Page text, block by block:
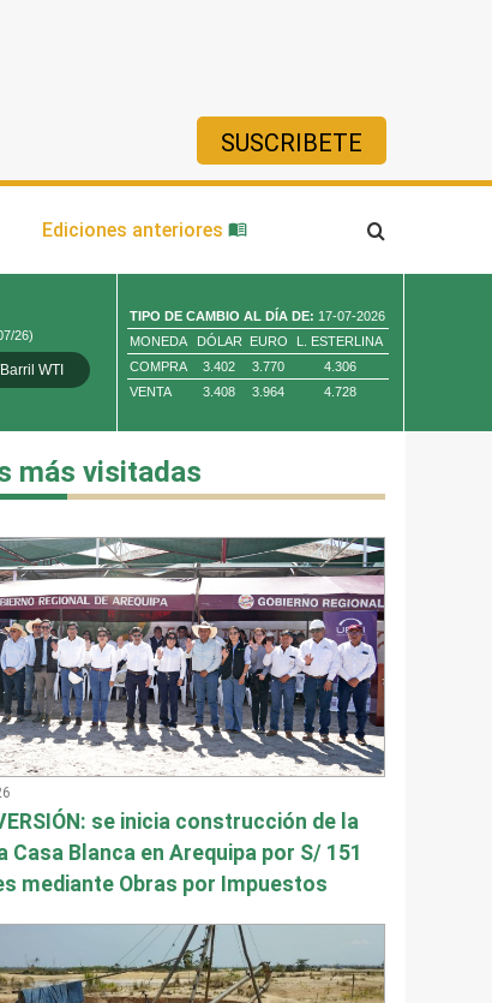
SUSCRIBETE
Ediciones anteriores
26)
WTI Oro 4,010.80 US $/ Oz. Tr.
TIPO DE CAMBIO AL DÍA DE: 17-07-2026
MONEDA
DÓLAR EURO
L. ESTERLINA
COMPRA
3.402 3.770
4.306
VENTA
3.408 3.964 4.728
más visitadas
se inicia construcción de la
Casa Blanca en Arequipa por S/ 151
mediante Obras por Impuestos